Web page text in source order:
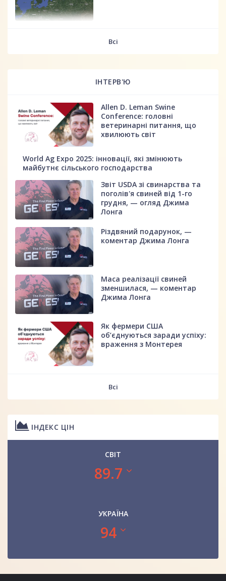
Всі
ІНТЕРВ'Ю
Allen D. Leman Swine
Conference: головні
ветеринарні питання, що
хвилюють світ
World Ag Expo 2025: інновації, які змінюють
майбутнє сільського господарства
Звіт USDA зі свинарства та
поголів'я свиней від 1-го
грудня, — огляд Джима
Лонга
Різдвяний подарунок, —
коментар Джима Лонга
Маса реалізації свиней
зменшилася, — коментар
Джима Лонга
Як фермери США
об’єднуються заради успіху:
враження з Монтерея
Всі
ІНДЕКС ЦІН
СВІТ
89.7
УКРАЇНА
94